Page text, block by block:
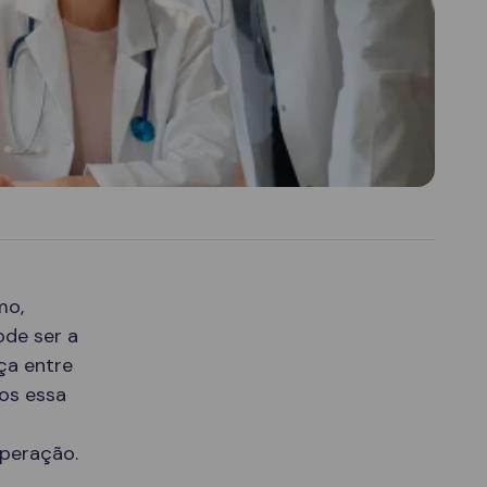
ser a
entre
essa